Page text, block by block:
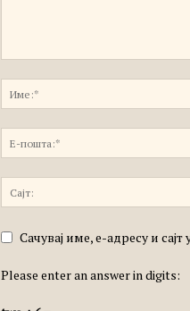
Сачувај име, е-адресу и
Please enter an answer in digits: